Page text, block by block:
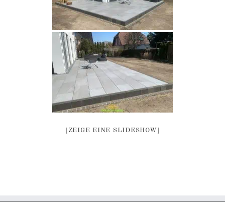
[ZEIGE EINE SLIDESHOW]